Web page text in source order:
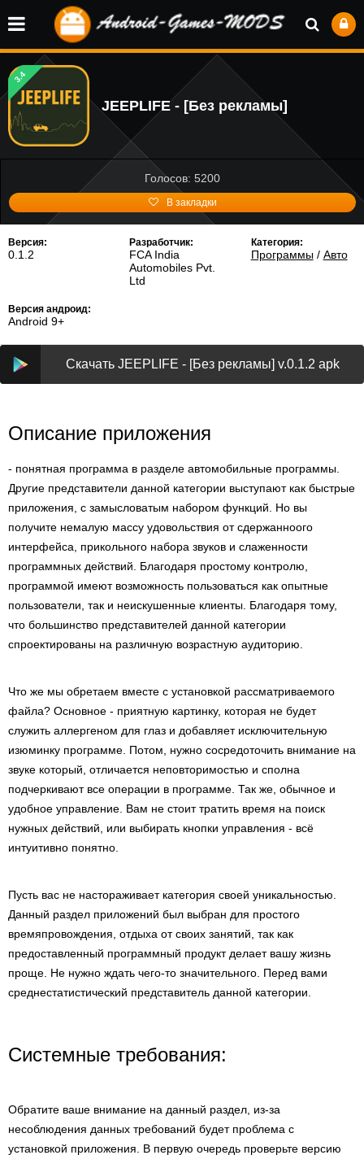
3.4
JEEPLIFE - [Без рекламы]
Голосов: 5200
В закладки
Версия:
0.1.2
Разработчик:
FCA India
Automobiles Pvt.
Ltd
Категория:
Программы/ Авто
Версия андроид:
Android 9+
Скачать JEEPLIFE - [Без рекламы] v.0.1.2 apk
Описание приложения
- понятная программа в разделе автомобильные программы.
Другие представители данной категории выступают как быстрые
приложения, с замысловатым набором функций. Но вы
получите немалую массу удовольствия от сдержанноого
интерфейса, прикольного набора звуков и слаженности
программных действий. Благодаря простому контролю,
программой имеют возможность пользоваться как опытные
пользователи, так и неискушенные клиенты. Благодаря тому,
что большинство представителей данной категории
спроектированы на различную возрастную аудиторию.
Что же мы обретаем вместе с установкой рассматриваемого
файла? Основное - приятную картинку, которая не будет
служить аллергеном для глаз и добавляет исключительную
изюминку программе. Потом, нужно сосредоточить внимание на
звуке который, отличается неповторимостью и сполна
подчеркивают все операции в программе. Так же, обычное и
удобное управление. Вам не стоит тратить время на поиск
нужных действий, или выбирать кнопки управления - всё
интуитивно понятно.
Пусть вас не настораживает категория своей уникальностью.
Данный раздел приложений был выбран для простого
времяпровождения, отдыха от своих занятий, так как
предоставленный программный продукт делает вашу жизнь
проще. Не нужно ждать чего-то значительного. Перед вами
среднестатистический представитель данной категории.
Системные требования:
Обратите ваше внимание на данный раздел, из-за
несоблюдения данных требований будет проблема с
установкой приложения. В первую очередь проверьте версию